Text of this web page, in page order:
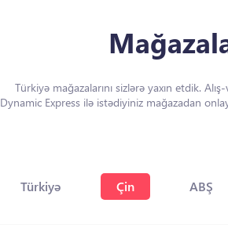
Türkiyə mağazalarını sizlərə yaxın etdik.
Dynamic Express ilə istədiyiniz mağazadan
Türkiyə Çin ABŞ